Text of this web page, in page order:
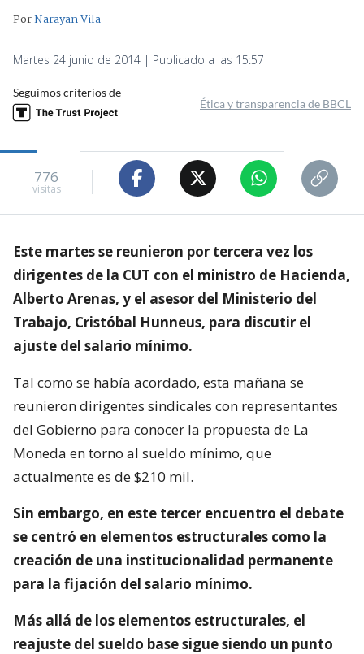
PorNarayan Vila
Martes 24 junio de 2014 | Publicado a las 15:57
Seguimos criterios de
Ética y transparencia de BBCL
776
visitas
Este martes se reunieron por tercera vez los
dirigentes de la CUT con el ministro de Hacienda,
Alberto Arenas, y el asesor del Ministerio del
Trabajo, Cristóbal Hunneus, para discutir el
ajuste del salario mínimo.
Tal como se había acordado, esta mañana se
reunieron dirigentes sindicales con representantes
del Gobierno para conocer la propuesta de La
Moneda en torno al sueldo mínimo, que
actualmente es de $210 mil.
Sin embargo, en este tercer encuentro el debate
se centró en elementos estructurales como la
creación de una institucionalidad permanente
para la fijación del salario mínimo.
Más allá de los elementos estructurales, el
reajuste del sueldo base sigue siendo un punto